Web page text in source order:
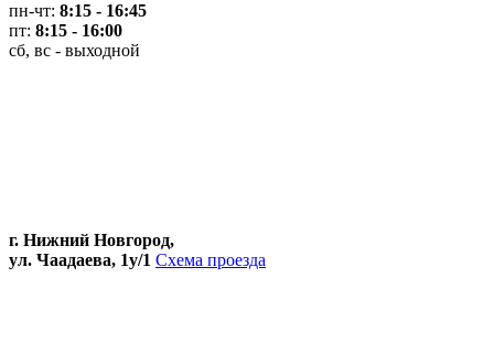
пн-чт: 8:15 - 16:45
пт: 8:15 - 16:00
сб, вс - выходной
г. Нижний Новгород,
ул. Чаадаева, 1у/1 Схема проезда